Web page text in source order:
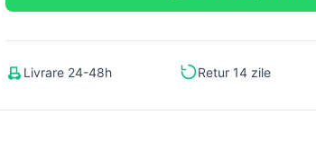
Livrare 24-48h Retur 14 zile